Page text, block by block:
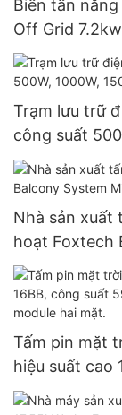
Biến tần
Off Grid
biến tần lai
Trạm lưu trữ
công suất
Nhà sản xuất
hoạt Foxtech
Trung Quốc
Tấm pin mặt
hiệu suất cao
watt, 630